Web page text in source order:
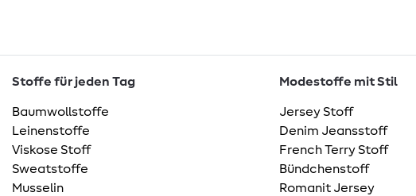
Stoffe für jeden Tag
Baumwollstoffe
Leinenstoffe
Viskose Stoff
Sweatstoffe
Musselin
Modestoffe mit Stil
Jersey Stoff
Denim Jeansstoff
French Terry Stoff
Bündchenstoff
Romanit Jersey